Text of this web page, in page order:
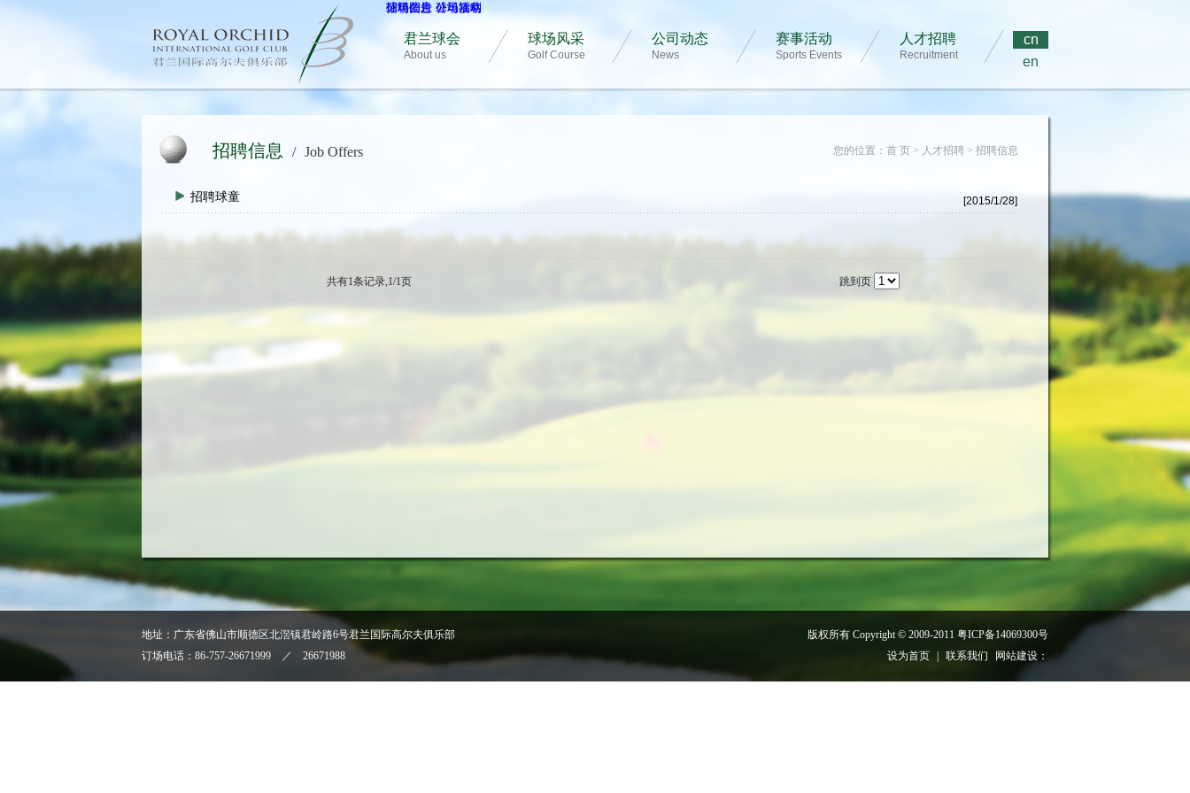
君兰球会
About us
球场风采
Golf Course
公司动态
News
赛事活动
Sports Events
人才招聘
Recruitment
球场图片 球场攻略
公司公告 公司活动
招聘信息 公司福利
cn
en
招聘信息 / Job Offers 您的位置：首 页 > 人才招聘 > 招聘信息
招聘球童 [2015/1/28]
共有1条记录,1/1页 跳到页
地址：广东省佛山市顺德区北滘镇君岭路6号君兰国际高尔夫俱乐部
订场电话：86-757-26671999 ／ 26671988
版权所有 Copyright © 2009-2011 粤ICP备14069300号
设为首页
联系我们 网站建设：